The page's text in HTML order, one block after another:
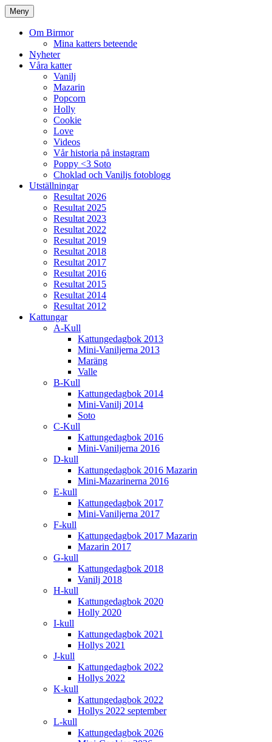
Meny
Om Birmor
Mina katters beteende
Nyheter
Våra katter
Vanilj
Mazarin
Popcorn
Holly
Cookie
Love
Videos
Vår historia på instagram
Poppy <3 Soto
Choklad och Vaniljs fotoblogg
Utställningar
Resultat 2026
Resultat 2025
Resultat 2023
Resultat 2022
Resultat 2019
Resultat 2018
Resultat 2017
Resultat 2016
Resultat 2015
Resultat 2014
Resultat 2012
Kattungar
A-Kull
Kattungedagbok 2013
Mini-Vaniljerna 2013
Maräng
Valle
B-Kull
Kattungedagbok 2014
Mini-Vanilj 2014
Soto
C-Kull
Kattungedagbok 2016
Mini-Vaniljerna 2016
D-kull
Kattungedagbok 2016 Mazarin
Mini-Mazarinerna 2016
E-kull
Kattungedagbok 2017
Mini-Vaniljerna 2017
F-kull
Kattungedagbok 2017 Mazarin
Mazarin 2017
G-kull
Kattungedagbok 2018
Vanilj 2018
H-kull
Kattungedagbok 2020
Holly 2020
I-kull
Kattungedagbok 2021
Hollys 2021
J-kull
Kattungedagbok 2022
Hollys 2022
K-kull
Kattungedagbok 2022
Hollys 2022 september
L-kull
Kattungedagbok 2026